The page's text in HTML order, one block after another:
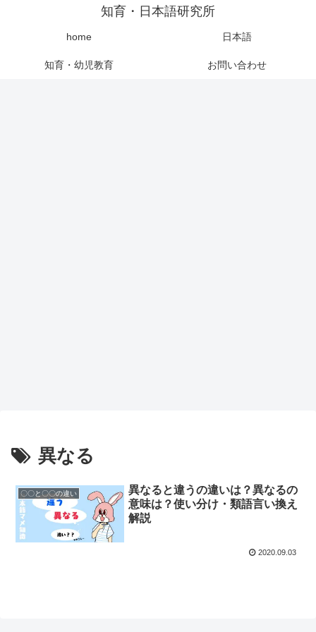
知育・日本語研究所
home 日本語
知育・幼児教育 お問い合わせ
異なる
〇〇と〇〇の違い
異なると違うの違いは？異なるの
意味は？使い分け・類語言い換え
解説
2020.09.03